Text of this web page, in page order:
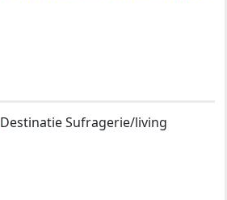
Destinatie Sufragerie/living